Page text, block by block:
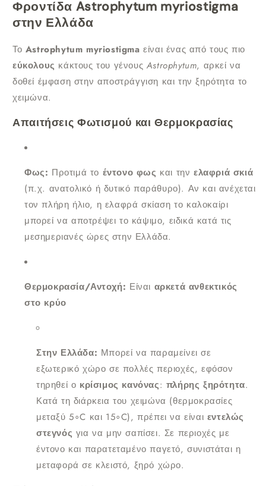
Φροντίδα Astrophytum myriostigma
στην Ελλάδα
Το Astrophytum myriostigma είναι ένας από τους πιο
εύκολους κάκτους του γένους Astrophytum, αρκεί να
δοθεί έμφαση στην αποστράγγιση και την ξηρότητα το
χειμώνα.
Απαιτήσεις Φωτισμού και Θερμοκρασίας
Φως: Προτιμά το έντονο φως και τηνελαφριά σκιά
(π.χ. ανατολικό ή δυτικό παράθυρο). Αν και ανέχεται
τον πλήρη ήλιο, η ελαφρά σκίαση το καλοκαίρι
μπορεί να αποτρέψει το κάψιμο, ειδικά κατά τις
μεσημεριανές ώρες στην Ελλάδα.
Θερμοκρασία/Αντοχή: Είναι αρκετά ανθεκτικός
στο κρύο
Στην Ελλάδα: Μπορεί να παραμείνει σε
εξωτερικό χώρο σε πολλές περιοχές, εφόσον
τηρηθεί ο κρίσιμος κανόνας: πλήρης ξηρότητα.
Κατά τη διάρκεια του χειμώνα (θερμοκρασίες
μεταξύ5∘C και 15∘C), πρέπει να είναι εντελώς
στεγνός για να μην σαπίσει. Σε περιοχές με
έντονο και παρατεταμένο παγετό, συνιστάται η
μεταφορά σε κλειστό, ξηρό χώρο.